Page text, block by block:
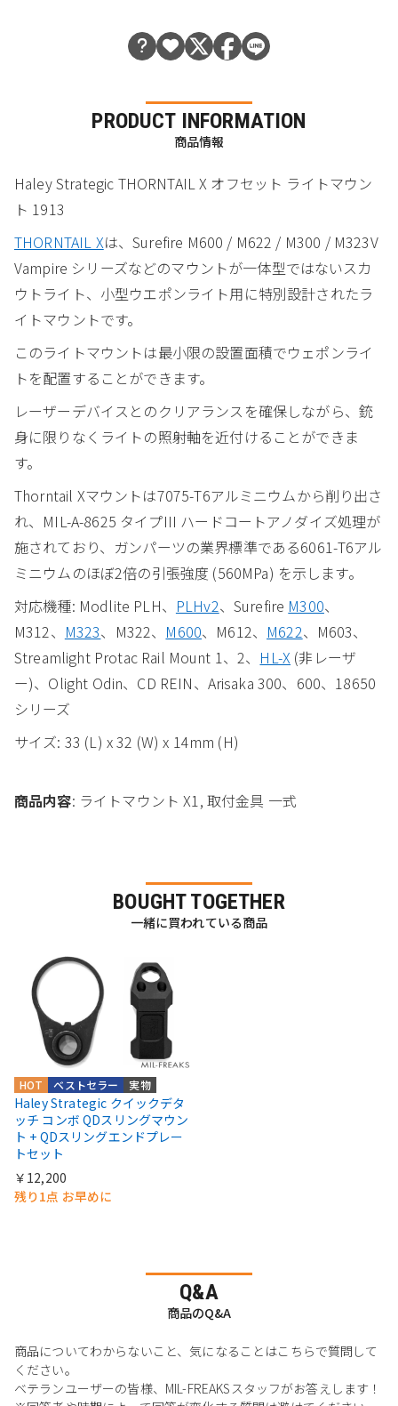
PRODUCT INFORMATION
商品情報
Haley Strategic THORNTAIL X オフセット ライトマウン
ト 1913
THORNTAIL Xは、Surefire M600 / M622 / M300 / M323V
Vampire シリーズなどのマウントが一体型ではないスカ
ウトライト、小型ウエポンライト用に特別設計されたラ
イトマウントです。
このライトマウントは最小限の設置面積でウェポンライ
トを配置することができます。
レーザーデバイスとのクリアランスを確保しながら、銃
身に限りなくライトの照射軸を近付けることができま
す。
Thorntail Xマウントは7075-T6アルミニウムから削り出さ
れ、MIL-A-8625 タイプIII ハードコートアノダイズ処理が
施されており、ガンパーツの業界標準である6061-T6アル
ミニウムのほぼ2倍の引張強度 (560MPa) を示します。
対応機種: Modlite PLH、 PLHv2、Surefire M300、
M312、 M323、M322、 M600、M612、 M622、M603、
Streamlight Protac Rail Mount 1、2、 HL-X (非レーザ
ー)、Olight Odin、CD REIN、Arisaka 300、600、18650
シリーズ
サイズ: 33 (L) x 32 (W) x 14mm (H)
商品内容: ライトマウント X1, 取付金具 一式
BOUGHT TOGETHER
一緒に買われている商品
実物
ベストセラー
HOT
Haley Strategic クイックデタ
ッチ コンボ QDスリングマウン
ト + QDスリングエンドプレー
トセット
￥12,200
残り1点 お早めに
Q&A
商品のQ&A
商品についてわからないこと、気になることはこちらで質問して
ください。
ベテランユーザーの皆様、MIL-FREAKSスタッフがお答えします！